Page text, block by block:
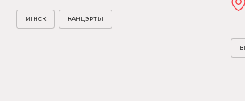
МІНСК КАНЦЭРТЫ